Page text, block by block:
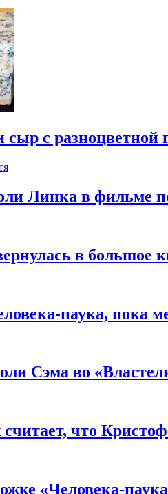
сыр с разноцветной
Линка в фильме
в большое
паука,
Сэма во
что
«Человека-